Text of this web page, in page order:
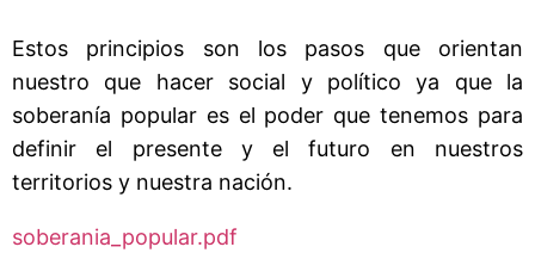
Estos principios son los pasos que orientan
nuestro que hacer social y político ya que la
soberanía popular es el poder que tenemos para
definir el presente y el futuro en nuestros
territorios y nuestra nación.
soberania_popular.pdf